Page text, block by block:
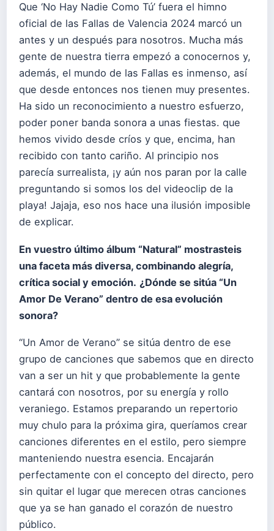
Que ‘No Hay Nadie Como Tú’ fuera el himno
oficial de las Fallas de Valencia 2024 marcó un
antes y un después para nosotros. Mucha más
gente de nuestra tierra empezó a conocernos y,
además, el mundo de las Fallas es inmenso, así
que desde entonces nos tienen muy presentes.
Ha sido un reconocimiento a nuestro esfuerzo,
poder poner banda sonora a unas fiestas. que
hemos vivido desde críos y que, encima, han
recibido con tanto cariño. Al principio nos
parecía surrealista, ¡y aún nos paran por la calle
preguntando si somos los del videoclip de la
playa! Jajaja, eso nos hace una ilusión imposible
de explicar.
En vuestro último álbum “Natural” mostrasteis
una faceta más diversa, combinando alegría,
crítica social y emoción. ¿Dónde se sitúa “Un
Amor De Verano” dentro de esa evolución
sonora?
“Un Amor de Verano” se sitúa dentro de ese
grupo de canciones que sabemos que en directo
van a ser un hit y que probablemente la gente
cantará con nosotros, por su energía y rollo
veraniego. Estamos preparando un repertorio
muy chulo para la próxima gira, queríamos crear
canciones diferentes en el estilo, pero siempre
manteniendo nuestra esencia. Encajarán
perfectamente con el concepto del directo, pero
sin quitar el lugar que merecen otras canciones
que ya se han ganado el corazón de nuestro
público.